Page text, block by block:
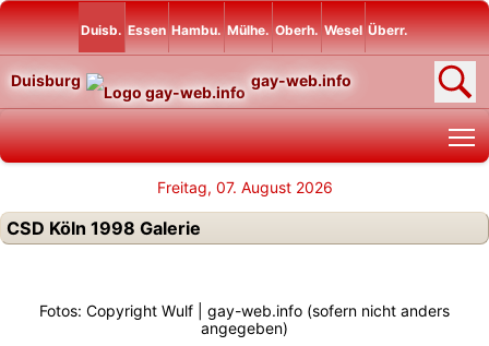
Duisb. Essen Hambu. Mülhe. Oberh. Wesel Überr.
Duisburg gay-web.info
Freitag, 07. August 2026
CSD Köln 1998 Galerie
Fotos: Copyright Wulf | gay-web.info (sofern nicht anders
angegeben)